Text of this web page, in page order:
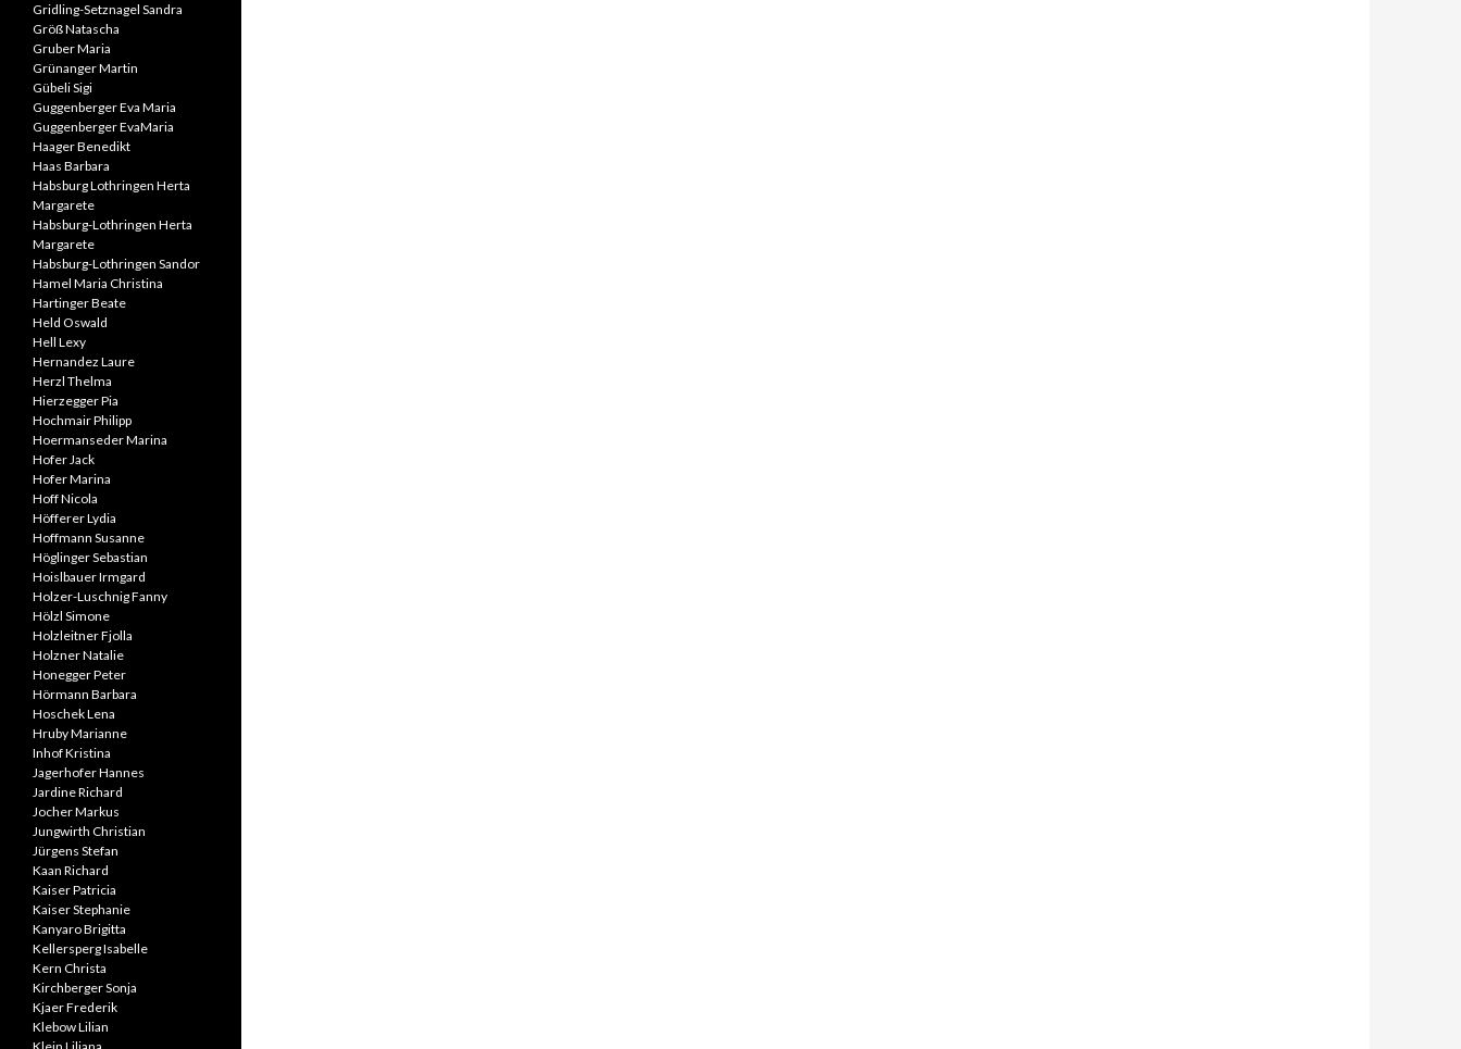
Gridling-Setznagel Sandra
Größ Natascha
Gruber Maria
Grünanger Martin
Gübeli Sigi
Guggenberger Eva Maria
Guggenberger EvaMaria
Haager Benedikt
Haas Barbara
Habsburg Lothringen Herta
Margarete
Habsburg-Lothringen Herta
Margarete
Habsburg-Lothringen Sandor
Hamel Maria Christina
Hartinger Beate
Held Oswald
Hell Lexy
Hernandez Laure
Herzl Thelma
Hierzegger Pia
Hochmair Philipp
Hoermanseder Marina
Hofer Jack
Hofer Marina
Hoff Nicola
Höfferer Lydia
Hoffmann Susanne
Höglinger Sebastian
Hoislbauer Irmgard
Holzer-Luschnig Fanny
Hölzl Simone
Holzleitner Fjolla
Holzner Natalie
Honegger Peter
Hörmann Barbara
Hoschek Lena
Hruby Marianne
Inhof Kristina
Jagerhofer Hannes
Jardine Richard
Jocher Markus
Jungwirth Christian
Jürgens Stefan
Kaan Richard
Kaiser Patricia
Kaiser Stephanie
Kanyaro Brigitta
Kellersperg Isabelle
Kern Christa
Kirchberger Sonja
Kjaer Frederik
Klebow Lilian